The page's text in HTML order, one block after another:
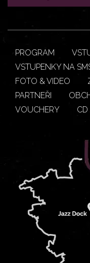
PROGRAM
VSTUPENKY NA
FOTO & VIDEO
PARTNEŘI
VOUCHERY